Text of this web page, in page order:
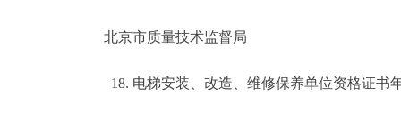
北京市质量技术监督局
18. 电梯安装、改造、维修保养单位资格证书